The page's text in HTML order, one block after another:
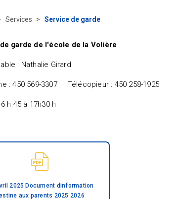
Services Service de garde
garde de l'école de la Volière
: Nathalie Girard
: 450 569-3307 Télécopieur : 450 258-1925
h 45 à 17h30 h
2025 Document dinformation
aux parents 2025 2026